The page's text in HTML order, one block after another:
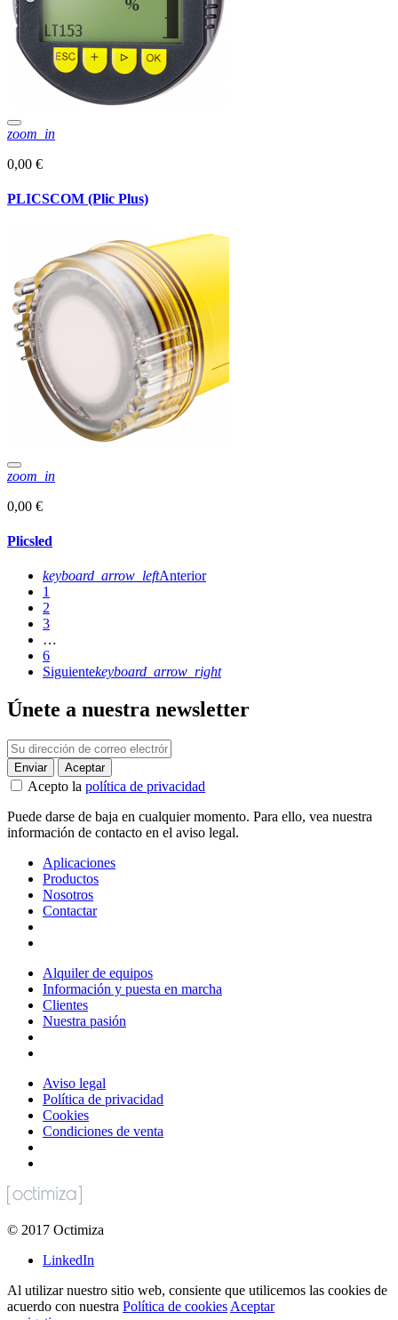
zoom_in
0,00 €
PLICSCOM (Plic Plus)
zoom_in
0,00 €
Plicsled
keyboard_arrow_leftAnterior
1
2
3
…
6
Siguientekeyboard_arrow_right
Únete a nuestra newsletter
Acepto la política de privacidad
Puede darse de baja en cualquier momento. Para ello, vea nuestra
información de contacto en el aviso legal.
Aplicaciones
Productos
Nosotros
Contactar
Alquiler de equipos
Información y puesta en marcha
Clientes
Nuestra pasión
Aviso legal
Política de privacidad
Cookies
Condiciones de venta
© 2017 Octimiza
LinkedIn
Al utilizar nuestro sitio web, consiente que utilicemos las cookies de
acuerdo con nuestra Política de cookies Aceptar